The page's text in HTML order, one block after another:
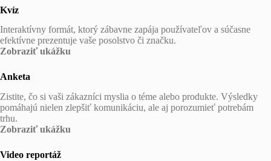
Kvíz
Interaktívny formát, ktorý zábavne zapája používateľov a súčasne
efektívne prezentuje vaše posolstvo či značku.
Zobraziť ukážku
Anketa
Zistite, čo si vaši zákazníci myslia o téme alebo produkte. Výsledky
pomáhajú nielen zlepšiť komunikáciu, ale aj porozumieť potrebám
trhu.
Zobraziť ukážku
Video reportáž